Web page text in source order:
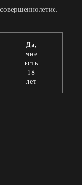
совершеннолетие.
Да,
мне
есть
18
лет